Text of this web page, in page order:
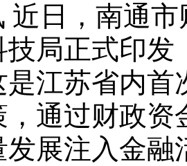
近日，南通
技局正式印
是江苏省内
，通过财政
发展注入金融